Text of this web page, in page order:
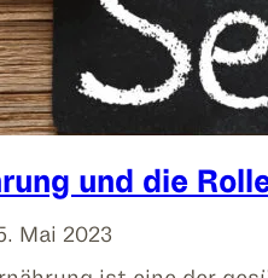
und die
Mai 2023